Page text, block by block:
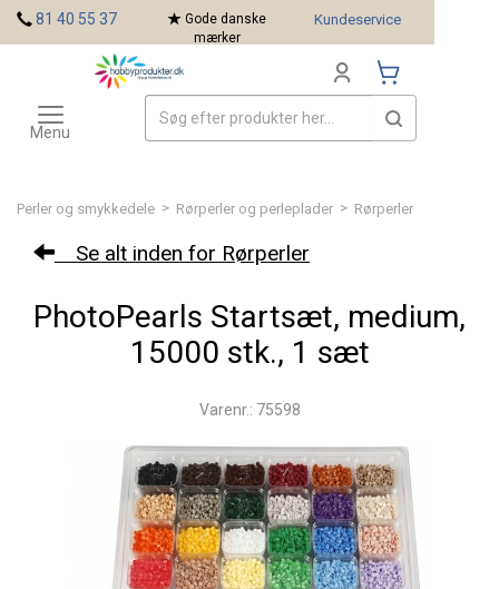
Perler og smykkedele > Rørperler og perleplader > Rørperler
Se alt inden for Rørperler
PhotoPearls Startsæt, medium,
15000 stk., 1 sæt
Varenr.: 75598
81 40 55 37
Gode danske
mærker
Kundeservice
Toggle
navigation
Menu
Mærker